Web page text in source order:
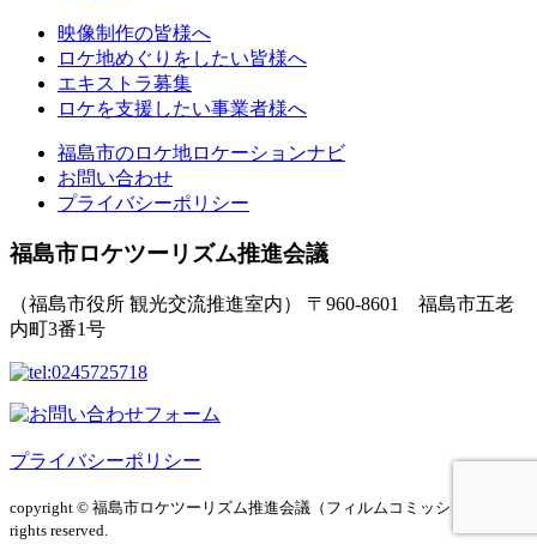
映像制作の皆様へ
ロケ地めぐりをしたい皆様へ
エキストラ募集
ロケを支援したい事業者様へ
福島市のロケ地ロケーションナビ
お問い合わせ
プライバシーポリシー
福島市ロケツーリズム推進会議
（福島市役所 観光交流推進室内）
〒960-8601 福島市五老
内町3番1号
プライバシーポリシー
copyright © 福島市ロケツーリズム推進会議（フィルムコミッション）
rights reserved.